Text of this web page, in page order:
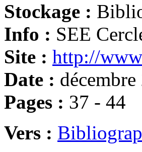
Stockage :
Info : SEE
Site : http://
Date :
Pages : 37 - 44
Vers :